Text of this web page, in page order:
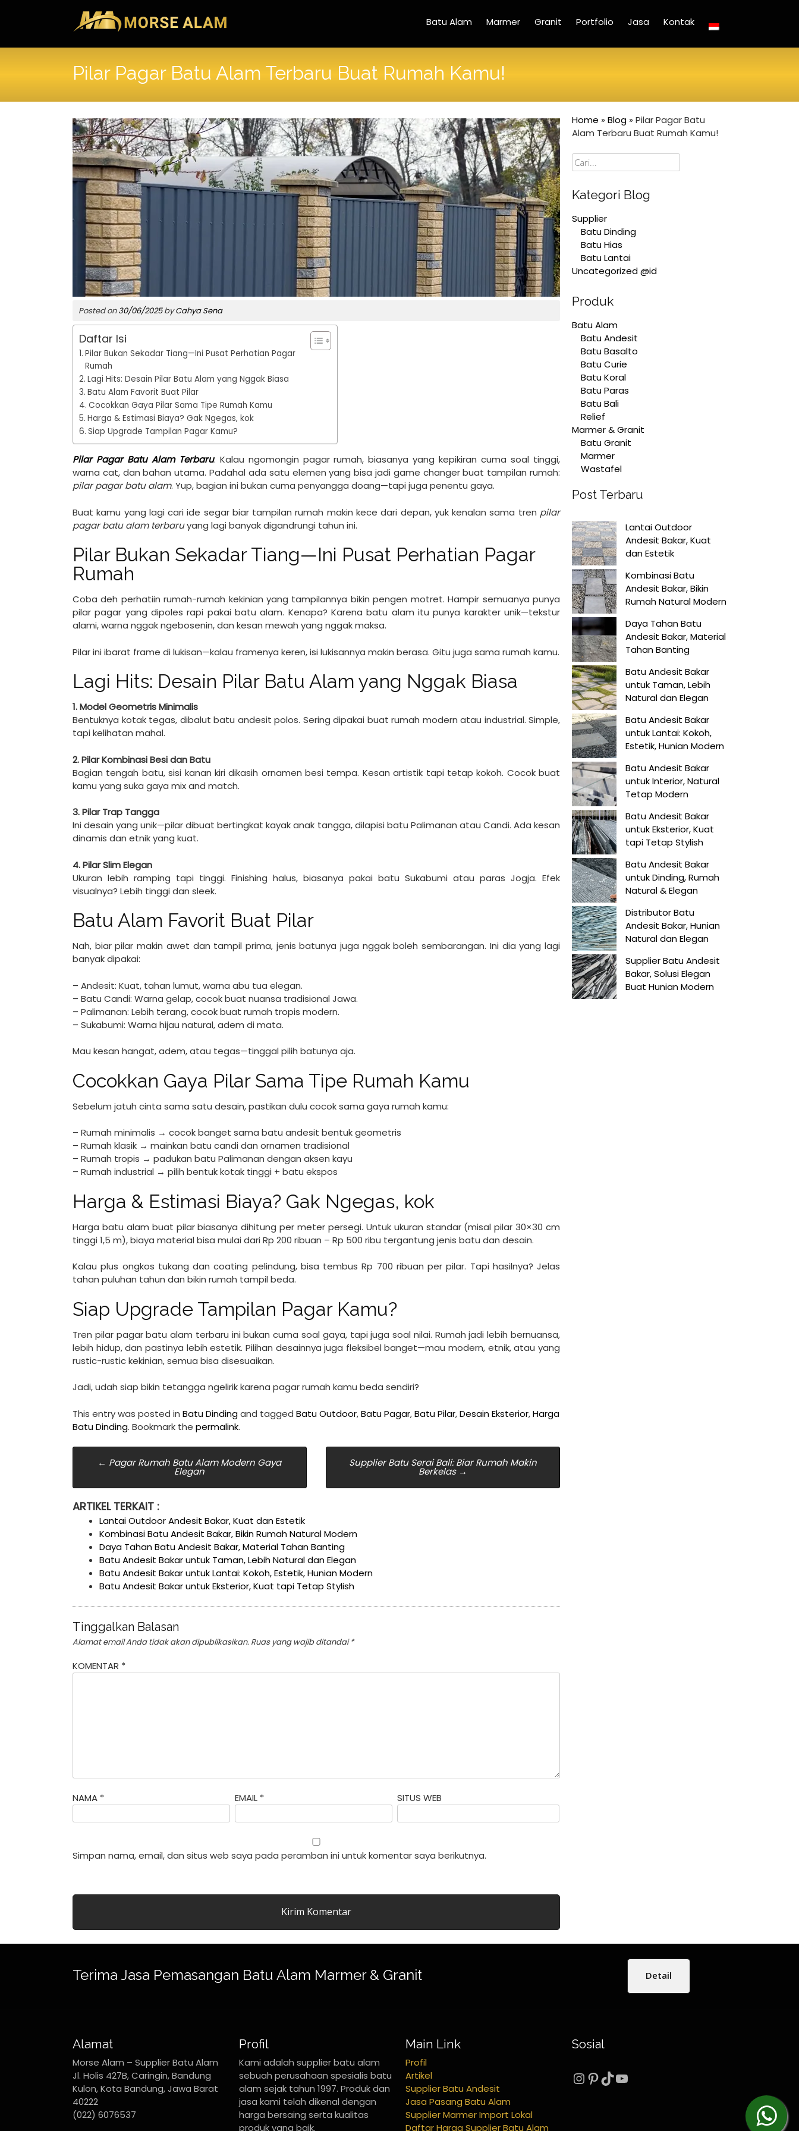
Batu Alam Marmer Granit Portfolio Jasa Kontak
Pilar Pagar Batu Alam Terbaru Buat Rumah Kamu!
Posted on30/06/2025byCahya Sena
Daftar Isi
Pilar Bukan Sekadar Tiang—Ini Pusat Perhatian Pagar
Rumah
Lagi Hits: Desain Pilar Batu Alam yang Nggak Biasa
Batu Alam Favorit Buat Pilar
Cocokkan Gaya Pilar Sama Tipe Rumah Kamu
Harga & Estimasi Biaya? Gak Ngegas, kok
Siap Upgrade Tampilan Pagar Kamu?
Pilar Pagar Batu Alam Terbaru. Kalau ngomongin pagar rumah, biasanya yang kepikiran cuma soal tinggi,
warna cat, dan bahan utama. Padahal ada satu elemen yang bisa jadi game changer buat tampilan rumah:
pilar pagar batu alam. Yup, bagian ini bukan cuma penyangga doang—tapi juga penentu gaya.
Buat kamu yang lagi cari ide segar biar tampilan rumah makin kece dari depan, yuk kenalan sama tren pilar
pagar batu alam terbaruyang lagi banyak digandrungi tahun ini.
Pilar Bukan Sekadar Tiang—Ini Pusat Perhatian Pagar
Rumah
Coba deh perhatiin rumah-rumah kekinian yang tampilannya bikin pengen motret. Hampir semuanya punya
pilar pagar yang dipoles rapi pakai batu alam. Kenapa? Karena batu alam itu punya karakter unik—tekstur
alami, warna nggak ngebosenin, dan kesan mewah yang nggak maksa.
Pilar ini ibarat frame di lukisan—kalau framenya keren, isi lukisannya makin berasa. Gitu juga sama rumah kamu.
Lagi Hits: Desain Pilar Batu Alam yang Nggak Biasa
1. Model Geometris Minimalis
Bentuknya kotak tegas, dibalut batu andesit polos. Sering dipakai buat rumah modern atau industrial. Simple,
tapi kelihatan mahal.
2. Pilar Kombinasi Besi dan Batu
Bagian tengah batu, sisi kanan kiri dikasih ornamen besi tempa. Kesan artistik tapi tetap kokoh. Cocok buat
kamu yang suka gaya mix and match.
3. Pilar Trap Tangga
Ini desain yang unik—pilar dibuat bertingkat kayak anak tangga, dilapisi batu Palimanan atau Candi. Ada kesan
dinamis dan etnik yang kuat.
4. Pilar Slim Elegan
Ukuran lebih ramping tapi tinggi. Finishing halus, biasanya pakai batu Sukabumi atau paras Jogja. Efek
visualnya? Lebih tinggi dan sleek.
Batu Alam Favorit Buat Pilar
Nah, biar pilar makin awet dan tampil prima, jenis batunya juga nggak boleh sembarangan. Ini dia yang lagi
banyak dipakai:
– Andesit: Kuat, tahan lumut, warna abu tua elegan.
– Batu Candi: Warna gelap, cocok buat nuansa tradisional Jawa.
– Palimanan: Lebih terang, cocok buat rumah tropis modern.
– Sukabumi: Warna hijau natural, adem di mata.
Mau kesan hangat, adem, atau tegas—tinggal pilih batunya aja.
Cocokkan Gaya Pilar Sama Tipe Rumah Kamu
Sebelum jatuh cinta sama satu desain, pastikan dulu cocok sama gaya rumah kamu:
– Rumah minimalis → cocok banget sama batu andesit bentuk geometris
– Rumah klasik → mainkan batu candi dan ornamen tradisional
– Rumah tropis → padukan batu Palimanan dengan aksen kayu
– Rumah industrial → pilih bentuk kotak tinggi + batu ekspos
Harga & Estimasi Biaya? Gak Ngegas, kok
Harga batu alam buat pilar biasanya dihitung per meter persegi. Untuk ukuran standar (misal pilar 30×30 cm
tinggi 1,5 m), biaya material bisa mulai dari Rp 200 ribuan – Rp 500 ribu tergantung jenis batu dan desain.
Kalau plus ongkos tukang dan coating pelindung, bisa tembus Rp 700 ribuan per pilar. Tapi hasilnya? Jelas
tahan puluhan tahun dan bikin rumah tampil beda.
Siap Upgrade Tampilan Pagar Kamu?
Tren pilar pagar batu alam terbaru ini bukan cuma soal gaya, tapi juga soal nilai. Rumah jadi lebih bernuansa,
lebih hidup, dan pastinya lebih estetik. Pilihan desainnya juga fleksibel banget—mau modern, etnik, atau yang
rustic-rustic kekinian, semua bisa disesuaikan.
Jadi, udah siap bikin tetangga ngelirik karena pagar rumah kamu beda sendiri?
This entry was posted in Batu Dindingand tagged Batu Outdoor,Batu Pagar,Batu Pilar,Desain Eksterior,Harga
Batu Dinding. Bookmark the permalink.
Post
← Pagar Rumah Batu Alam Modern Gaya
Elegan
Supplier Batu Serai Bali: Biar Rumah Makin
Berkelas →
ARTIKEL TERKAIT :
Lantai Outdoor Andesit Bakar, Kuat dan Estetik
Kombinasi Batu Andesit Bakar, Bikin Rumah Natural Modern
Daya Tahan Batu Andesit Bakar, Material Tahan Banting
Batu Andesit Bakar untuk Taman, Lebih Natural dan Elegan
Batu Andesit Bakar untuk Lantai: Kokoh, Estetik, Hunian Modern
Batu Andesit Bakar untuk Eksterior, Kuat tapi Tetap Stylish
Tinggalkan Balasan
Alamat email Anda tidak akan dipublikasikan. Ruas yang wajib ditandai*
KOMENTAR *
NAMA * EMAIL * SITUS WEB
Simpan nama, email, dan situs web saya pada peramban ini untuk komentar saya berikutnya.
Home » Blog » Pilar Pagar Batu
Alam Terbaru Buat Rumah Kamu!
Cari
Kategori Blog
Supplier
Batu Dinding
Batu Hias
Batu Lantai
Uncategorized @id
Produk
Batu Alam
Batu Andesit
Batu Basalto
Batu Curie
Batu Koral
Batu Paras
Batu Bali
Relief
Marmer & Granit
Batu Granit
Marmer
Wastafel
Post Terbaru
Lantai Outdoor
Andesit Bakar, Kuat
dan Estetik
Kombinasi Batu
Andesit Bakar, Bikin
Rumah Natural Modern
Daya Tahan Batu
Andesit Bakar, Material
Tahan Banting
Batu Andesit Bakar
untuk Taman, Lebih
Natural dan Elegan
Batu Andesit Bakar
untuk Lantai: Kokoh,
Estetik, Hunian Modern
Batu Andesit Bakar
untuk Interior, Natural
Tetap Modern
Batu Andesit Bakar
untuk Eksterior, Kuat
tapi Tetap Stylish
Batu Andesit Bakar
untuk Dinding, Rumah
Natural & Elegan
Distributor Batu
Andesit Bakar, Hunian
Natural dan Elegan
Supplier Batu Andesit
Bakar, Solusi Elegan
Buat Hunian Modern
Terima Jasa Pemasangan Batu Alam Marmer & Granit Detail
Alamat
Morse Alam – Supplier Batu Alam
Jl. Holis 427B, Caringin, Bandung
Kulon, Kota Bandung, Jawa Barat
40222
(022) 6076537
Profil
Kami adalah supplier batu alam
sebuah perusahaan spesialis batu
alam sejak tahun 1997. Produk dan
jasa kami telah dikenal dengan
harga bersaing serta kualitas
produk yang baik.
Main Link
Profil
Artikel
Supplier Batu Andesit
Jasa Pasang Batu Alam
Supplier Marmer Import Lokal
Daftar Harga Supplier Batu Alam
Sosial
Instagram
Pinterest
TikTok
YouTube